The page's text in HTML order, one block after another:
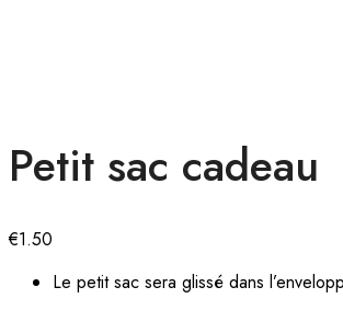
Petit sac cadeau
€1.50
Le petit sac sera glissé dans